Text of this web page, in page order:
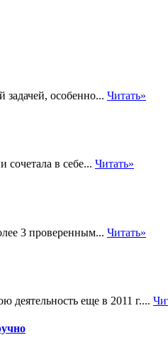
задачей, особенно... Читать»
сочетала в себе... Читать»
3 проверенным... Читать»
еще в 2011 г....